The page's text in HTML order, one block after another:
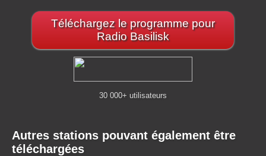
Téléchargez le programme pour
Radio Basilisk
30 000+ utilisateurs
Autres stations pouvant également être
téléchargées